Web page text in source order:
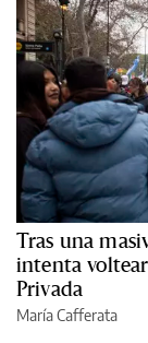
Tras una
intenta
Privada
María Cafferata